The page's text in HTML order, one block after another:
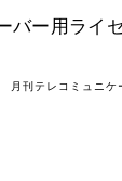
バー用ライ
月刊テレコミュニ